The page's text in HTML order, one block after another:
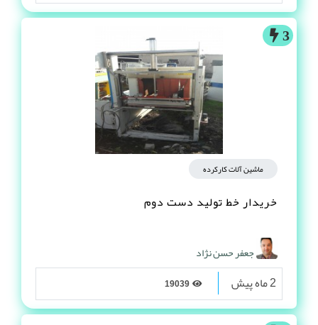
3
ماشین آلات کارکرده
خریدار خط تولید دست دوم
جعفر حسن نژاد
2 ماه پیش